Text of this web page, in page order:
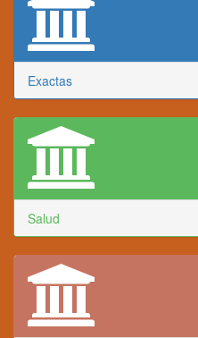
Exactas
Salud